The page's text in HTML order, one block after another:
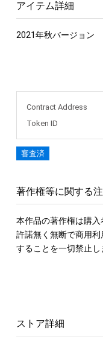
アイテム詳細
2021年秋バージョン
Contract Address
Token ID
審査済
著作権等に関する
本作品の著作権は購入
許諾無く無断で商用利
することを一切禁止し
ストア詳細